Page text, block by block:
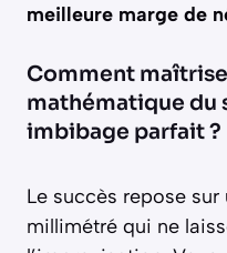
meilleure marge de
Comment
mathématique du
imbibage parfait ?
Le succès repose
millimétré qui ne